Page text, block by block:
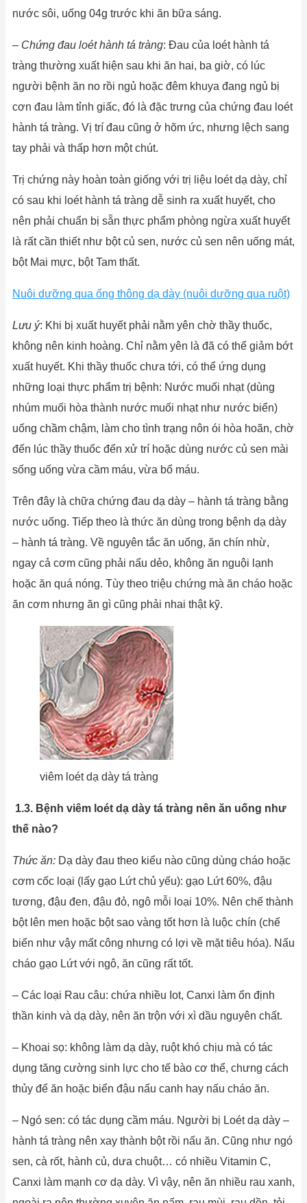
nước sôi, uống 04g trước khi ăn bữa sáng.
– Chứng đau loét hành tá tràng: Đau của loét hành tá
tràng thường xuất hiện sau khi ăn hai, ba giờ, có lúc
người bệnh ăn no rồi ngủ hoặc đêm khuya đang ngủ bị
cơn đau làm tỉnh giấc, đó là đặc trưng của chứng đau loét
hành tá tràng. Vị trí đau cũng ở hõm ức, nhưng lệch sang
tay phải và thấp hơn một chút.
Trị chứng này hoàn toàn giống với trị liệu loét dạ dày, chỉ
có sau khi loét hành tá tràng dễ sinh ra xuất huyết, cho
nên phải chuẩn bị sẵn thực phẩm phòng ngừa xuất huyết
là rất cần thiết như bột củ sen, nước củ sen nên uống mát,
bột Mai mực, bột Tam thất.
Nuôi dưỡng qua ống thông dạ dày (nuôi dưỡng qua ruột)
Lưu ý: Khi bị xuất huyết phải nằm yên chờ thầy thuốc,
không nên kinh hoàng. Chỉ nằm yên là đã có thể giảm bớt
xuất huyết. Khi thầy thuốc chưa tới, có thể ứng dụng
những loại thực phẩm trị bệnh: Nước muối nhạt (dùng
nhúm muối hòa thành nước muối nhạt như nước biển)
uống chầm chậm, làm cho tình trạng nôn ói hòa hoãn, chờ
đến lúc thầy thuốc đến xử trí hoặc dùng nước củ sen mài
sống uống vừa cầm máu, vừa bổ máu.
Trên đây là chữa chứng đau dạ dày – hành tá tràng bằng
nước uống. Tiếp theo là thức ăn dùng trong bệnh dạ dày
– hành tá tràng. Về nguyên tắc ăn uống, ăn chín nhừ,
ngay cả cơm cũng phải nấu dẻo, không ăn nguội lạnh
hoặc ăn quá nóng. Tùy theo triệu chứng mà ăn cháo hoặc
ăn cơm nhưng ăn gì cũng phải nhai thật kỹ.
viêm loét dạ dày tá tràng
1.3. Bệnh viêm loét dạ dày tá tràng nên ăn uống như
thế nào?
Thức ăn: Dạ dày đau theo kiểu nào cũng dùng cháo hoặc
cơm cốc loại (lấy gạo Lứt chủ yếu): gạo Lứt 60%, đậu
tương, đậu đen, đậu đỏ, ngô mỗi loại 10%. Nên chế thành
bột lên men hoặc bột sao vàng tốt hơn là luộc chín (chế
biến như vậy mất công nhưng có lợi về mặt tiêu hóa). Nấu
cháo gạo Lứt với ngô, ăn cũng rất tốt.
– Các loại Rau câu: chứa nhiều Iot, Canxi làm ổn định
thần kinh và dạ dày, nên ăn trộn với xì dầu nguyên chất.
– Khoai sọ: không làm dạ dày, ruột khó chịu mà có tác
dụng tăng cường sinh lực cho tế bào cơ thể, chưng cách
thủy để ăn hoặc biển đậu nấu canh hay nấu cháo ăn.
– Ngó sen: có tác dụng cầm máu. Người bị Loét dạ dày –
hành tá tràng nên xay thành bột rồi nấu ăn. Cũng như ngó
sen, cà rốt, hành củ, dưa chuột… có nhiều Vitamin C,
Canxi làm mạnh cơ dạ dày. Vì vậy, nên ăn nhiều rau xanh,